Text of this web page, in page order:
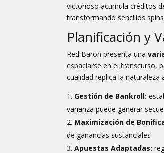
victorioso acumula créditos
transformando sencillos
Planificación y
Red Baron presenta una
espaciarse en el transcurso,
cualidad replica la
Gestión de Bankroll:
varianza puede generar
Maximización de
de ganancias sustanciales
Apuestas Adaptadas: